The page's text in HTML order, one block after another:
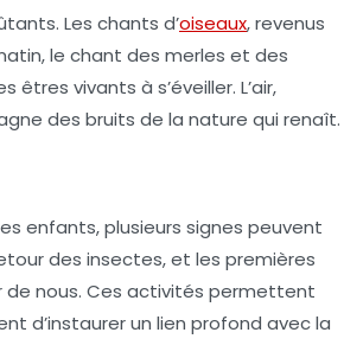
Les chants d’oiseaux, revenus
le chant des merles et des
vivants à s’éveiller. L’air,
des bruits de la nature qui renaît.
enfants, plusieurs signes peuvent
des insectes, et les premières
nous. Ces activités permettent
d’instaurer un lien profond avec la